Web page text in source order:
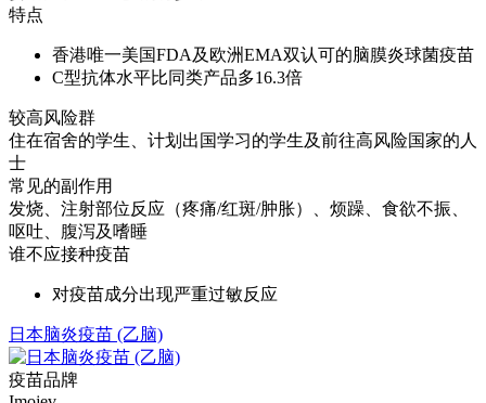
特点
香港唯一美国FDA及欧洲EMA双认可的脑膜炎球菌疫苗
C型抗体水平比同类产品多16.3倍
较高风险群
住在宿舍的学生、计划出国学习的学生及前往高风险国家的人
士
常见的副作用
发烧、注射部位反应（疼痛/红斑/肿胀）、烦躁、食欲不振、
呕吐、腹泻及嗜睡
谁不应接种疫苗
对疫苗成分出现严重过敏反应
日本脑炎疫苗 (乙脑)
疫苗品牌